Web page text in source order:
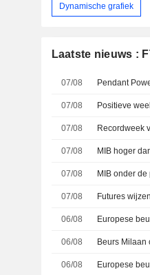
Dynamische grafiek
Laatste nieuws :
07/08
07/08 Positieve
07/08 Recordweek
07/08 MIB hoger
07/08 MIB onder
07/08 Futures
06/08 Europese
06/08
06/08 Europese